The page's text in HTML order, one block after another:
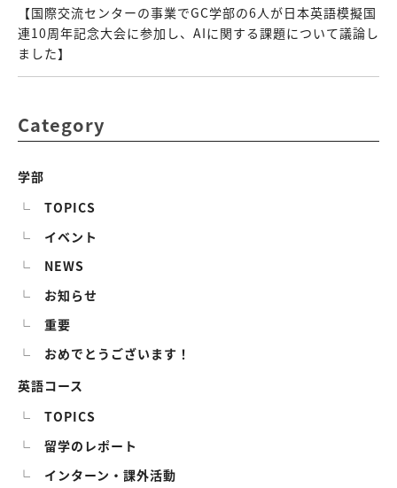
【国際交流センターの事業でGC学部の6人が日本英語模擬国
連10周年記念大会に参加し、AIに関する課題について議論し
ました】
Category
学部
TOPICS
イベント
NEWS
お知らせ
重要
おめでとうございます！
英語コース
TOPICS
留学のレポート
インターン・課外活動